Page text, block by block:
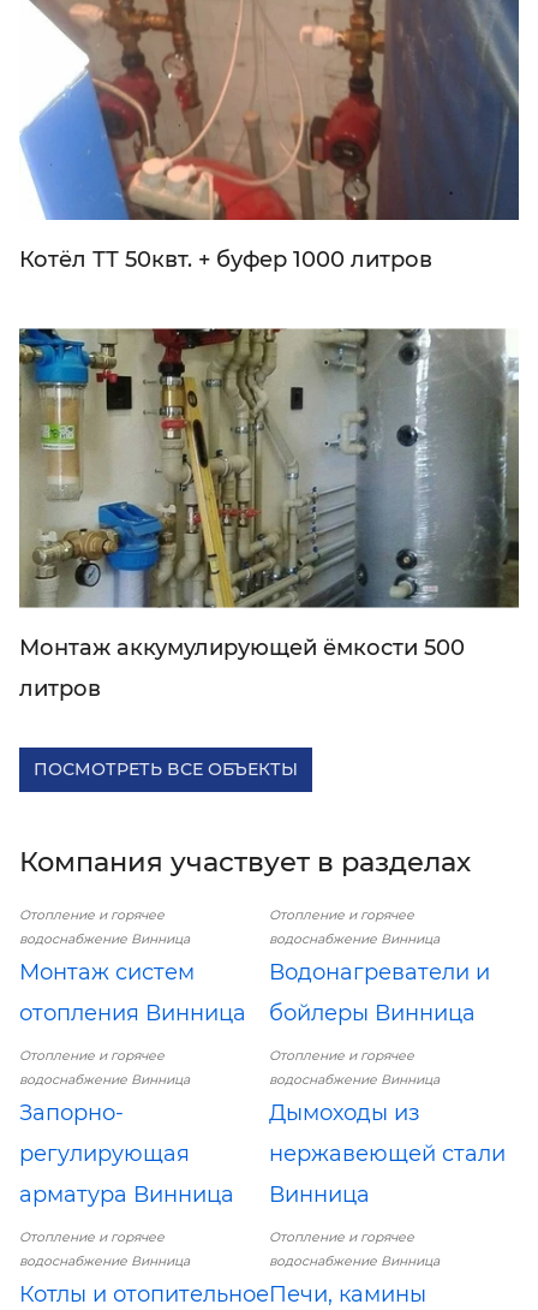
Котёл ТТ 50квт. + буфер 1000 литров
Монтаж аккумулирующей ёмкости 500
литров
ПОСМОТРЕТЬ ВСЕ ОБЪЕКТЫ
Компания участвует в разделах
Отопление и горячее
водоснабжение Винница
Монтаж систем
отопления Винница
Отопление и горячее
водоснабжение Винница
Водонагреватели и
бойлеры Винница
Отопление и горячее
водоснабжение Винница
Запорно-
регулирующая
арматура Винница
Отопление и горячее
водоснабжение Винница
Дымоходы из
нержавеющей стали
Винница
Отопление и горячее
водоснабжение Винница
Котлы и отопительное
Отопление и горячее
водоснабжение Винница
Печи, камины